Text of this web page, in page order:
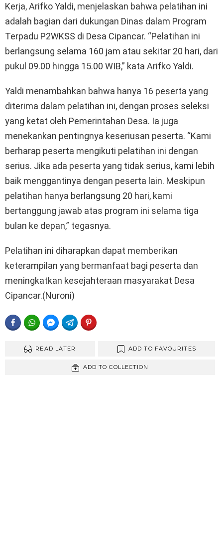
Kerja, Arifko Yaldi, menjelaskan bahwa pelatihan ini
adalah bagian dari dukungan Dinas dalam Program
Terpadu P2WKSS di Desa Cipancar. “Pelatihan ini
berlangsung selama 160 jam atau sekitar 20 hari, dari
pukul 09.00 hingga 15.00 WIB,” kata Arifko Yaldi.
Yaldi menambahkan bahwa hanya 16 peserta yang
diterima dalam pelatihan ini, dengan proses seleksi
yang ketat oleh Pemerintahan Desa. Ia juga
menekankan pentingnya keseriusan peserta. “Kami
berharap peserta mengikuti pelatihan ini dengan
serius. Jika ada peserta yang tidak serius, kami lebih
baik menggantinya dengan peserta lain. Meskipun
pelatihan hanya berlangsung 20 hari, kami
bertanggung jawab atas program ini selama tiga
bulan ke depan,” tegasnya.
Pelatihan ini diharapkan dapat memberikan
keterampilan yang bermanfaat bagi peserta dan
meningkatkan kesejahteraan masyarakat Desa
Cipancar.(Nuroni)
FACEBOOKWHATSAPPFACEBOOK MESSENGER
TELEGRAM
READ LATER ADD TO FAVOURITES
ADD TO COLLECTION